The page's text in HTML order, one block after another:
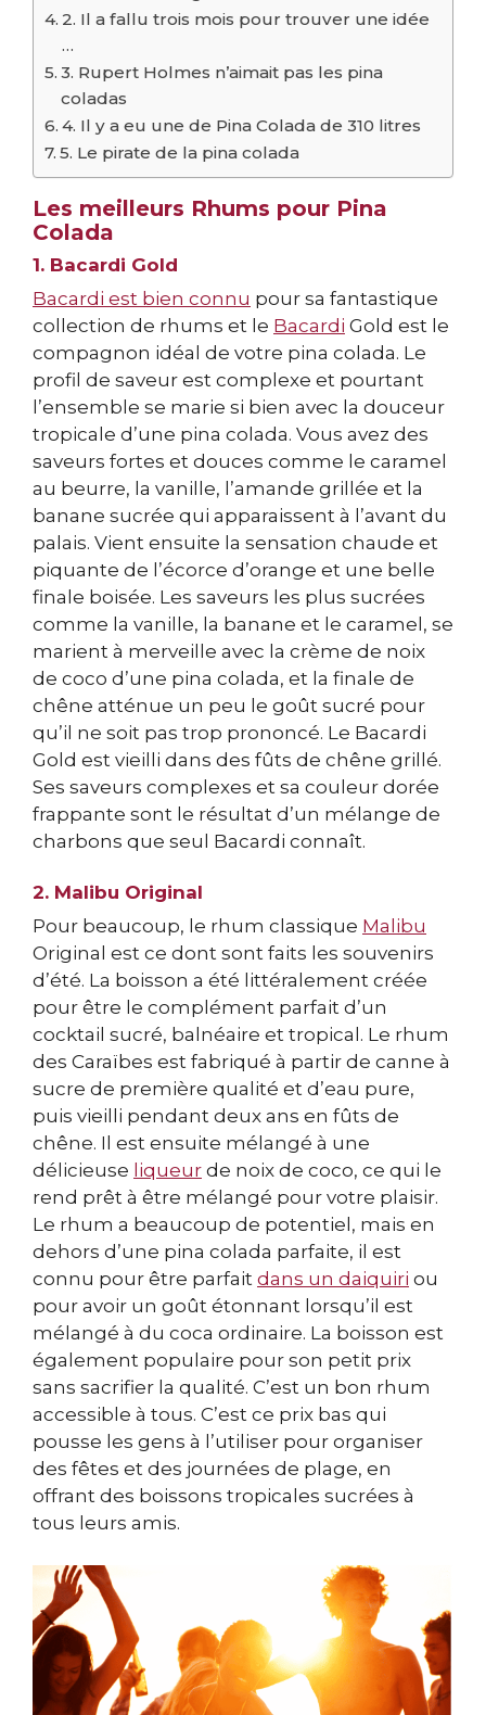
2. Il a fallu trois mois pour trouver une idée
…
3. Rupert Holmes n’aimait pas les pina
coladas
4. Il y a eu une de Pina Colada de 310 litres
5. Le pirate de la pina colada
Les meilleurs Rhums pour Pina
Colada
1. Bacardi Gold
Bacardi est bien connu pour sa fantastique
collection de rhums et le Bacardi Gold est le
compagnon idéal de votre pina colada. Le
profil de saveur est complexe et pourtant
l’ensemble se marie si bien avec la douceur
tropicale d’une pina colada. Vous avez des
saveurs fortes et douces comme le caramel
au beurre, la vanille, l’amande grillée et la
banane sucrée qui apparaissent à l’avant du
palais. Vient ensuite la sensation chaude et
piquante de l’écorce d’orange et une belle
finale boisée. Les saveurs les plus sucrées
comme la vanille, la banane et le caramel, se
marient à merveille avec la crème de noix
de coco d’une pina colada, et la finale de
chêne atténue un peu le goût sucré pour
qu’il ne soit pas trop prononcé. Le Bacardi
Gold est vieilli dans des fûts de chêne grillé.
Ses saveurs complexes et sa couleur dorée
frappante sont le résultat d’un mélange de
charbons que seul Bacardi connaît.
2. Malibu Original
Pour beaucoup, le rhum classique Malibu
Original est ce dont sont faits les souvenirs
d’été. La boisson a été littéralement créée
pour être le complément parfait d’un
cocktail sucré, balnéaire et tropical. Le rhum
des Caraïbes est fabriqué à partir de canne à
sucre de première qualité et d’eau pure,
puis vieilli pendant deux ans en fûts de
chêne. Il est ensuite mélangé à une
délicieuse liqueur de noix de coco, ce qui le
rend prêt à être mélangé pour votre plaisir.
Le rhum a beaucoup de potentiel, mais en
dehors d’une pina colada parfaite, il est
connu pour être parfait dans un daiquiri ou
pour avoir un goût étonnant lorsqu’il est
mélangé à du coca ordinaire. La boisson est
également populaire pour son petit prix
sans sacrifier la qualité. C’est un bon rhum
accessible à tous. C’est ce prix bas qui
pousse les gens à l’utiliser pour organiser
des fêtes et des journées de plage, en
offrant des boissons tropicales sucrées à
tous leurs amis.